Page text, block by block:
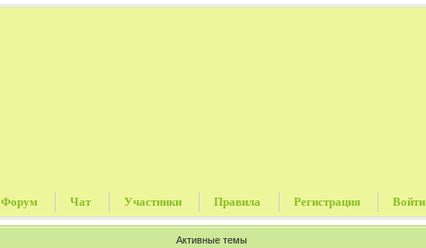
Форум Чат Участники Правила Регистрация Войти
Активные темы